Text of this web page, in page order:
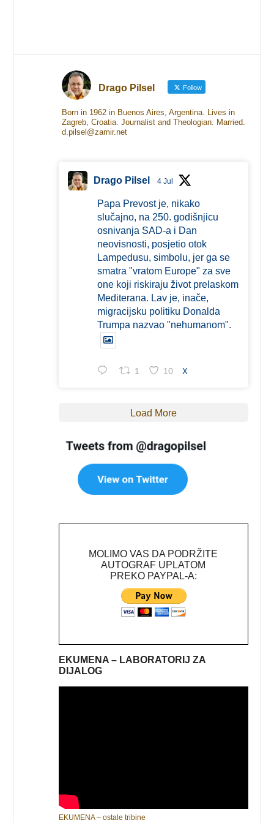
Drago Pilsel Follow
Born in 1962 in Buenos Aires, Argentina. Lives in
Zagreb, Croatia. Journalist and Theologian. Married.
d.pilsel@zamir.net
Drago Pilsel 4 Jul
Papa Prevost je, nikako
slučajno, na 250. godišnjicu
osnivanja SAD-a i Dan
neovisnosti, posjetio otok
Lampedusu, simbolu, jer ga se
smatra "vratom Europe" za sve
one koji riskiraju život prelaskom
Mediterana. Lav je, inače,
migracijsku politiku Donalda
Trumpa nazvao "nehumanom".
1 10 X
Load More
MOLIMO VAS DA PODRŽITE
AUTOGRAF UPLATOM
PREKO PAYPAL-A:
EKUMENA – LABORATORIJ ZA
DIJALOG
EKUMENA – ostale tribine